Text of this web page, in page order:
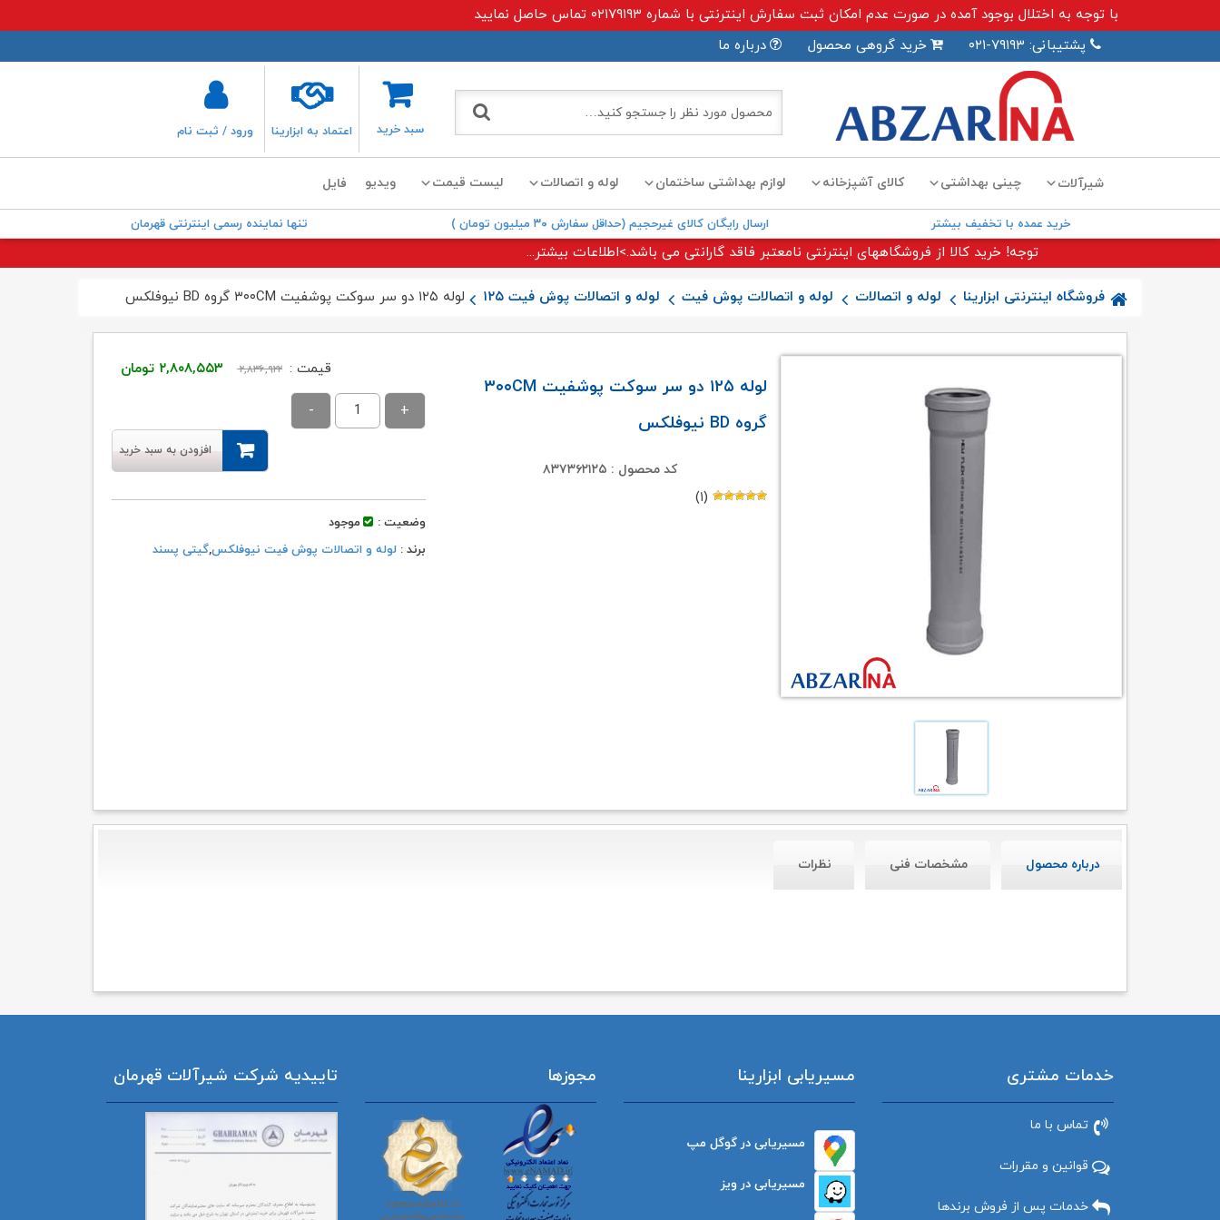
با توجه به اختلال بوجود آمده در صورت عدم امکان ثبت سفارش اینترنتی با شماره ۰۲۱۷۹۱۹۳ تماس حاصل نمایید
پشتیبانی: ۷۹۱۹۳-۰۲۱
خرید گروهی محصول درباره ما
سبد خرید اعتماد به ابزارینا ورود / ثبت نام
شیرآلات چینی بهداشتی کالای آشپزخانه لوازم بهداشتی ساختمان لوله و اتصالات لیست قیمت ویدیو فایل
خرید عمده با تخفیف بیشتر ارسال رایگان کالای غیرحجیم (حداقل سفارش ۳۰ میلیون تومان ) تنها نماینده رسمی اینترنتی قهرمان
توجه! خرید کالا از فروشگاههای اینترنتی نامعتبر فاقد گارانتی می باشد.>اطلاعات بیشتر...
فروشگاه اینترنتی ابزارینا لوله و اتصالات لوله و اتصالات پوش فیت لوله و اتصالات پوش فیت ۱۲۵ لوله ۱۲۵ دو سر سوکت پوشفیت ۳۰۰CM گروه BD نیوفلکس
لوله ۱۲۵ دو سر سوکت پوشفیت ۳۰۰CM
گروه BD نیوفلکس
کد محصول : ۸۳۷۳۶۲۱۲۵
(۱)
قیمت : ۲,۸۳۶,۹۲۲
قیمت
۲,۸۰۸,۵۵۳ تومان
افزودن به سبد خرید
وضعیت :
موجود
برند : لوله و اتصالات پوش فیت نیوفلکس,گیتی پسند
درباره محصول مشخصات فنی نظرات
خدمات مشتری
تماس با ما
قوانین و مقررات
خدمات پس از فروش برندها
مسیریابی ابزارینا
مسیریابی در گوگل مپ
مسیریابی در ویز
مجوزها تاییدیه شرکت شیرآلات قهرمان